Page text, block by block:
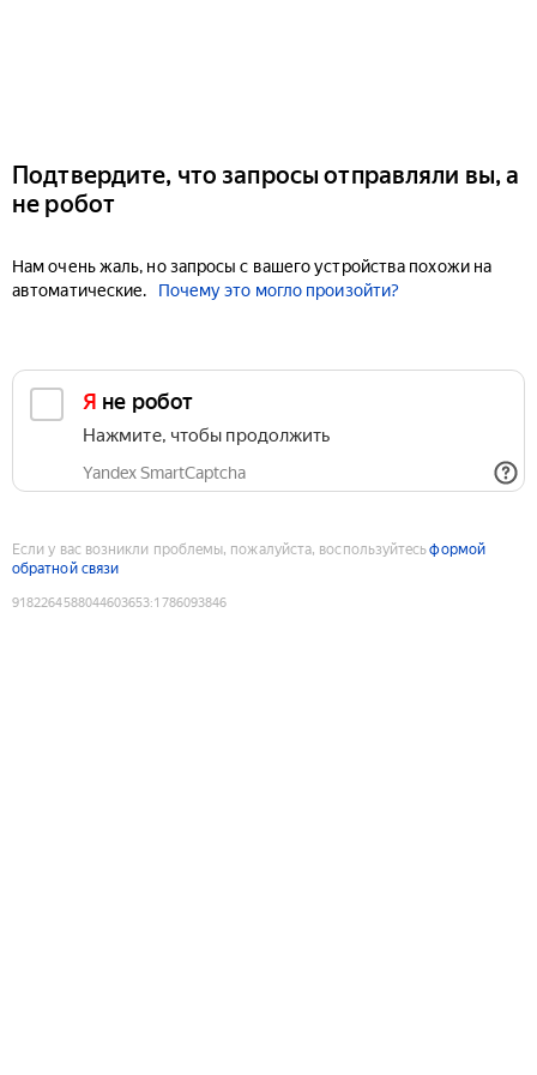
Подтвердите, что запросы отправляли вы, а
не робот
Нам очень жаль, но запросы с вашего устройства похожи на
автоматические.
Почему это могло произойти?
Я не робот
Нажмите, чтобы продолжить
Yandex SmartCaptcha
Если у вас возникли проблемы, пожалуйста, воспользуйтесьформой
обратной связи
9182264588044603653:1786093846